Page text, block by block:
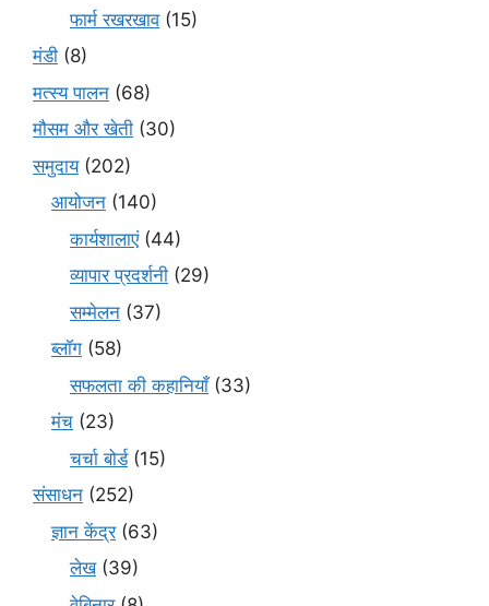
फार्म रखरखाव(15)
मंडी (8)
मत्स्य पालन (68)
मौसम और खेती (30)
समुदाय(202)
आयोजन (140)
कार्यशालाएं(44)
व्यापार प्रदर्शनी (29)
सम्मेलन (37)
ब्लॉग (58)
सफलता की कहानियाँ(33)
मंच (23)
चर्चा बोर्ड(15)
संसाधन (252)
ज्ञान केंद्र(63)
लेख(39)